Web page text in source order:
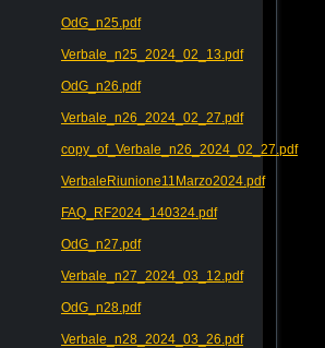
OdG_n25.pdf
Verbale_n25_2024_02_13.pdf
OdG_n26.pdf
Verbale_n26_2024_02_27.pdf
copy_of_Verbale_n26_2024_02_27.pdf
VerbaleRiunione11Marzo2024.pdf
FAQ_RF2024_140324.pdf
OdG_n27.pdf
Verbale_n27_2024_03_12.pdf
OdG_n28.pdf
Verbale_n28_2024_03_26.pdf